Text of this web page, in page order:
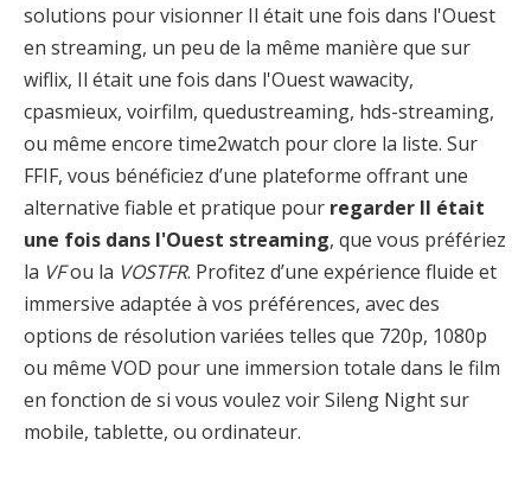
solutions pour visionner Il était une fois dans l'Ouest
en streaming, un peu de la même manière que sur
wiflix, Il était une fois dans l'Ouest wawacity,
cpasmieux, voirfilm, quedustreaming, hds-streaming,
ou même encore time2watch pour clore la liste. Sur
FFIF, vous bénéficiez d’une plateforme offrant une
alternative fiable et pratique pour regarder Il était
une fois dans l'Ouest streaming, que vous préfériez
la VFou la VOSTFR. Profitez d’une expérience fluide et
immersive adaptée à vos préférences, avec des
options de résolution variées telles que 720p, 1080p
ou même VOD pour une immersion totale dans le film
en fonction de si vous voulez voir Sileng Night sur
mobile, tablette, ou ordinateur.